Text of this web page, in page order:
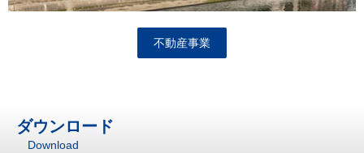
不動産事業
ダウンロード
Download